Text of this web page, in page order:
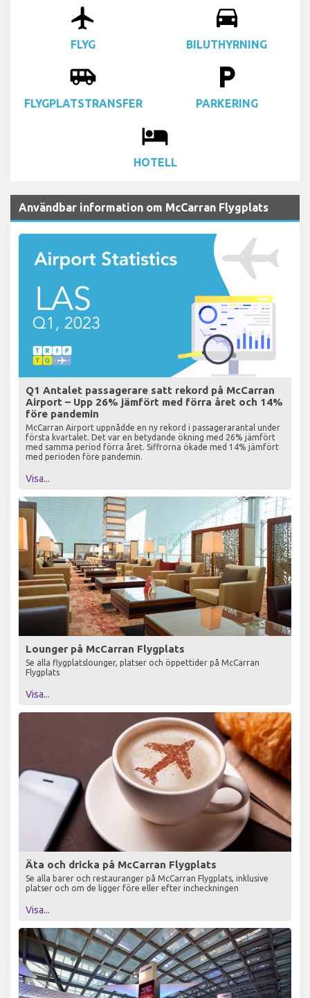
airplanemode_active
FLYG
drive_eta
BILUTHYRNING
airport_shuttle
FLYGPLATSTRANSFER
local_parking
PARKERING
local_hotel
HOTELL
Användbar information om McCarran Flygplats
Q1 Antalet passagerare satt rekord på McCarran
Airport – Upp 26% jämfört med förra året och 14%
före pandemin
McCarran Airport uppnådde en ny rekord i passagerarantal under
första kvartalet. Det var en betydande ökning med 26% jämfört
med samma period förra året. Siffrorna ökade med 14% jämfört
med perioden före pandemin.
Visa...
Lounger på McCarran Flygplats
Se alla flygplatslounger, platser och öppettider på McCarran
Flygplats
Visa...
Äta och dricka på McCarran Flygplats
Se alla barer och restauranger på McCarran Flygplats, inklusive
platser och om de ligger före eller efter incheckningen
Visa...